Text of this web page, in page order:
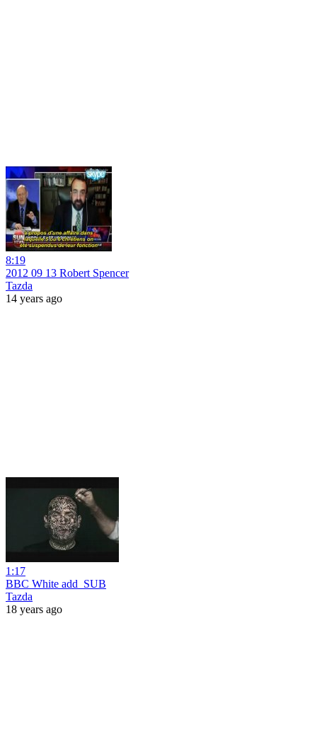
8:19
2012 09 13 Robert Spencer
Tazda
14 years ago
1:17
BBC White add_SUB
Tazda
18 years ago